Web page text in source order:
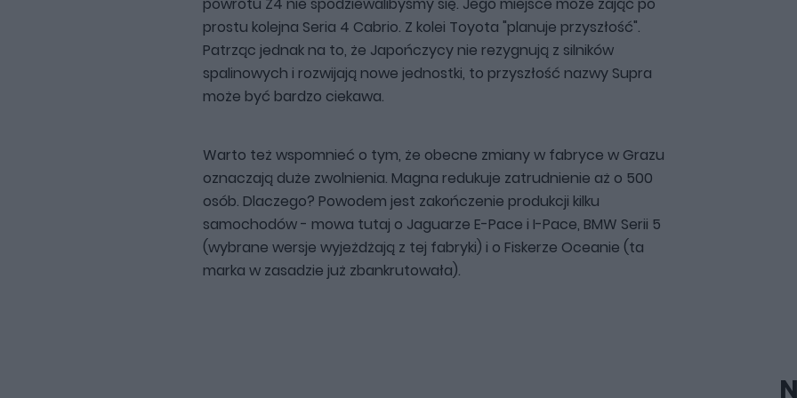
prostu kolejna Seria 4 Cabrio. Z kolei Toyota "planuje przyszłość".
Patrząc jednak na to, że Japończycy nie rezygnują z silników
spalinowych i rozwijają nowe jednostki, to przyszłość nazwy Supra
może być bardzo ciekawa.
Warto też wspomnieć o tym, że obecne zmiany w fabryce w Grazu
oznaczają duże zwolnienia. Magna redukuje zatrudnienie aż o 500
osób. Dlaczego? Powodem jest zakończenie produkcji kilku
samochodów - mowa tutaj o Jaguarze E-Pace i I-Pace, BMW Serii 5
(wybrane wersje wyjeżdżają z tej fabryki) i o Fiskerze Oceanie (ta
marka w zasadzie już zbankrutowała).